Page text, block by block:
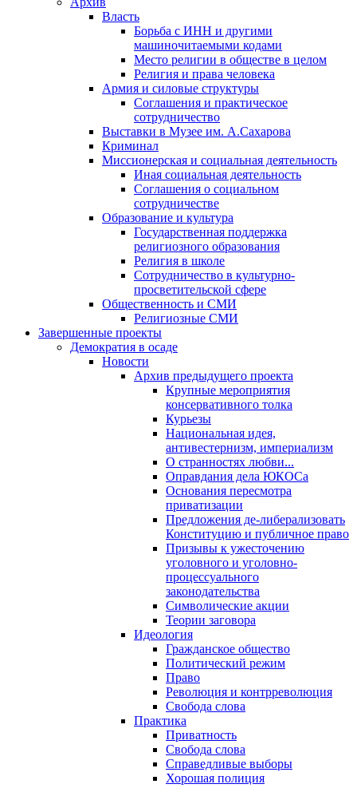
Власть
Борьба с ИНН и другими
машиночитаемыми кодами
Место религии в обществе в целом
Религия и права человека
Армия и силовые структуры
Соглашения и практическое
сотрудничество
Выставки в Музее им. А.Сахарова
Криминал
Миссионерская и социальная деятельность
Иная социальная деятельность
Соглашения о социальном
сотрудничестве
Образование и культура
Государственная поддержка
религиозного образования
Религия в школе
Сотрудничество в культурно-
просветительской сфере
Общественность и СМИ
Религиозные СМИ
Завершенные проекты
Демократия в осаде
Новости
Архив предыдущего проекта
Крупные мероприятия
консервативного толка
Курьезы
Национальная идея,
антивестернизм, империализм
О странностях любви...
Оправдания дела ЮКОСа
Основания пересмотра
приватизации
Предложения де-либерализовать
Конституцию и публичное право
Призывы к ужесточению
уголовного и уголовно-
процессуального
законодательства
Символические акции
Теории заговора
Идеология
Гражданское общество
Политический режим
Право
Революция и контрреволюция
Свобода слова
Практика
Приватность
Свобода слова
Справедливые выборы
Хорошая полиция